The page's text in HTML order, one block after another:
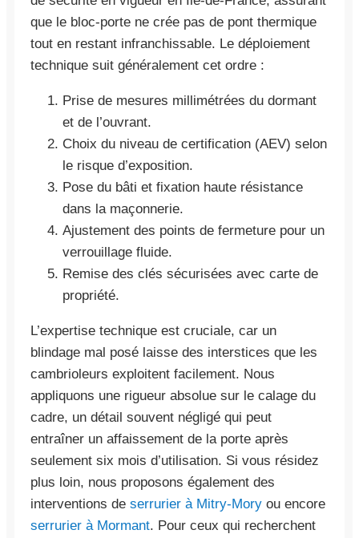
que le bloc-porte ne crée pas de pont thermique
tout en restant infranchissable. Le déploiement
technique suit généralement cet ordre :
Prise de mesures millimétrées du dormant
et de l’ouvrant.
Choix du niveau de certification (AEV) selon
le risque d’exposition.
Pose du bâti et fixation haute résistance
dans la maçonnerie.
Ajustement des points de fermeture pour un
verrouillage fluide.
Remise des clés sécurisées avec carte de
propriété.
L’expertise technique est cruciale, car un
blindage mal posé laisse des interstices que les
cambrioleurs exploitent facilement. Nous
appliquons une rigueur absolue sur le calage du
cadre, un détail souvent négligé qui peut
entraîner un affaissement de la porte après
seulement six mois d’utilisation. Si vous résidez
plus loin, nous proposons également des
interventions de serrurier à Mitry-Mory ou encore
serrurier à Mormant. Pour ceux qui recherchent